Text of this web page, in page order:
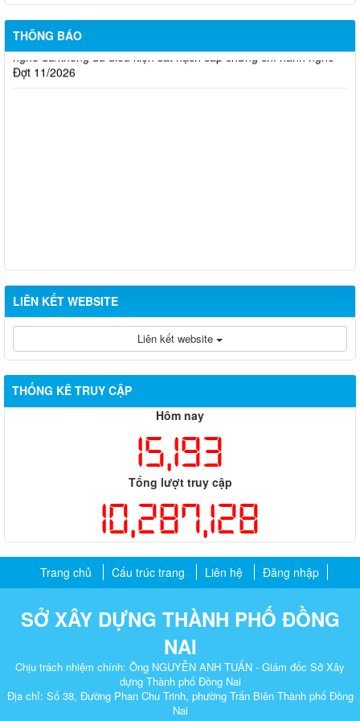
THÔNG BÁO
Thông báo kết quả đánh giá hồ sơ đề nghị cấp chứng chỉ hành
nghề đủ/không đủ điều kiện sát hạch cấp chứng chỉ hành nghề
Đợt 11/2026
LIÊN KẾT WEBSITE
Liên kết website
THỐNG KÊ TRUY CẬP
Hôm nay
15,193
Tổng lượt truy cập
10,287,128
Trang chủ Cấu trúc trang Liên hệ Đăng nhập
SỞ XÂY DỰNG THÀNH PHỐ ĐỒNG
NAI
Chịu trách nhiệm chính: Ông NGUYỄN ANH TUẤN - Giám đốc Sở Xây
dựng Thành phố Đồng Nai
Địa chỉ: Số 38, Đường Phan Chu Trinh, phường Trấn Biên Thành phố Đồng
Nai